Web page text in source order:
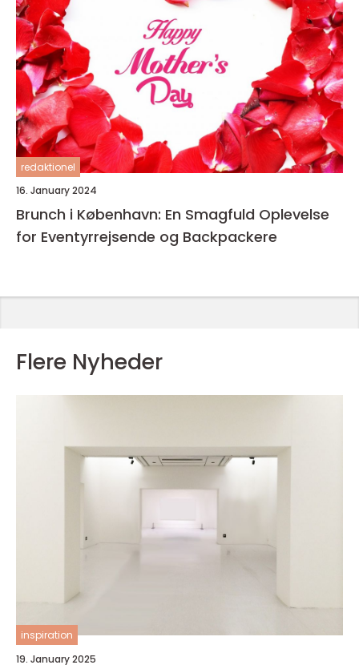
redaktionel
16. January 2024
Brunch i København: En Smagfuld Oplevelse
for Eventyrrejsende og Backpackere
Flere Nyheder
inspiration
19. January 2025